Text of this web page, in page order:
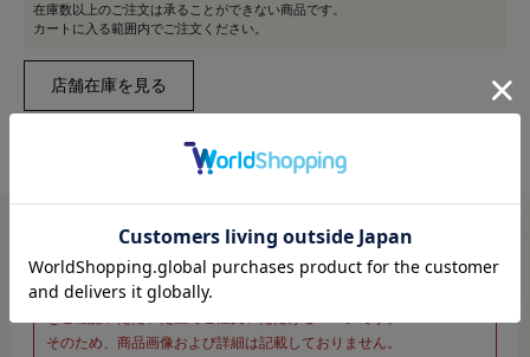
在庫数以上のご注文は承ることができない商品です。
カートに入る範囲内でご注文ください。
※新宿オカダヤ本店お取り扱い商品のご注文専用ページです※
こちらのページは、店頭にてあらかじめ商品詳細および商品コード
そのため、商品画像および詳細は記載しておりません。